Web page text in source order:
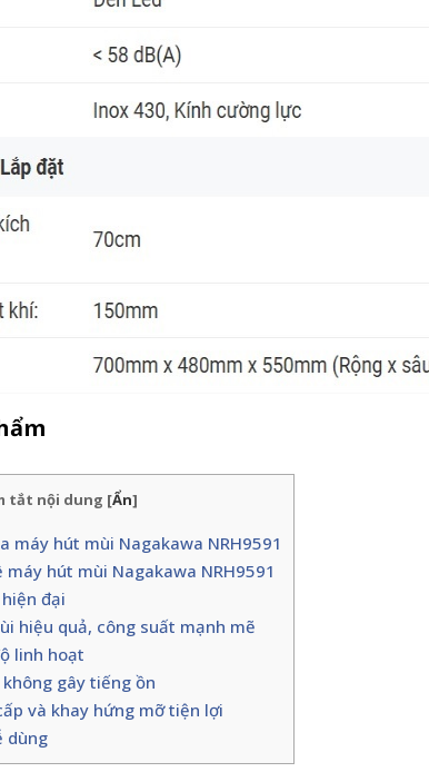
tắt nội dung [Ẩn]
máy hút mùi Nagakawa NRH9591
hút mùi Nagakawa NRH9591
đại
hiệu quả, công suất mạnh mẽ
linh hoạt
gây tiếng ồn
và khay hứng mỡ tiện lợi
dùng